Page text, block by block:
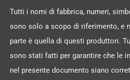
Tutti i nomi di fabbrica, numeri,
sono solo a scopo di riferimento, e
parte è quella di questi produttori.
sono stati fatti per garantire che le
nel presente documento siano